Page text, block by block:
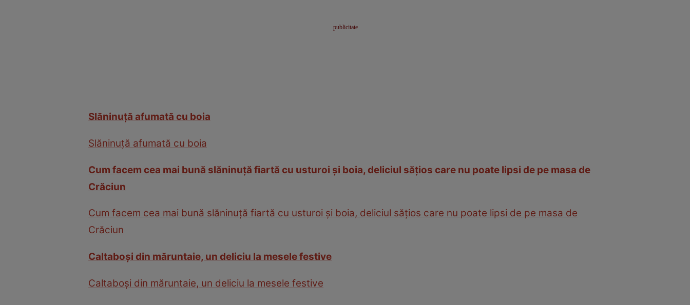
Slăninuţă afumată cu boia
Slăninuţă afumată cu boia
Cum facem cea mai bună slăninuţă fiartă cu usturoi şi boia, deliciul săţios care nu poate lipsi de pe masa de
Crăciun
Cum facem cea mai bună slăninuţă fiartă cu usturoi şi boia, deliciul săţios care nu poate lipsi de pe masa de
Crăciun
Caltaboşi din măruntaie, un deliciu la mesele festive
Caltaboşi din măruntaie, un deliciu la mesele festive